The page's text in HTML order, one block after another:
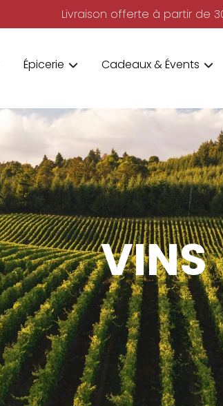
Livraison offerte à partir de
Épicerie Cadeaux & Évents
VINS